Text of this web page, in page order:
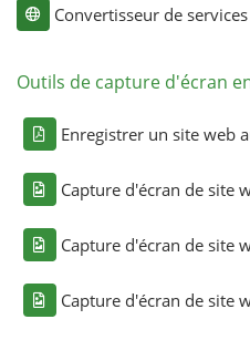
Convertisseur de
Outils de capture d'écran
Enregistrer un site web
Capture d'écran de site
Capture d'écran de site
Capture d'écran de site